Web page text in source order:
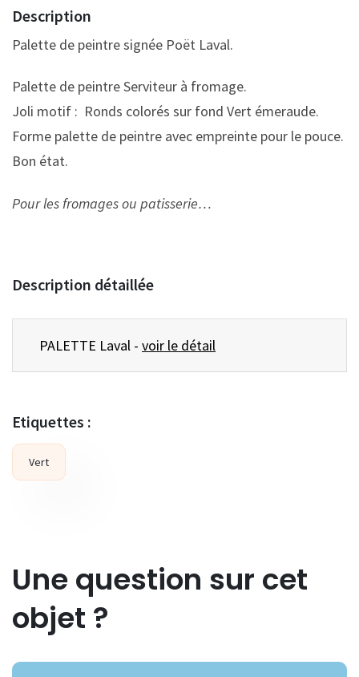
Description
Palette de peintre signée Poët Laval.
Palette de peintre Serviteur à fromage.
Joli motif : Ronds colorés sur fond Vert émeraude.
Forme palette de peintre avec empreinte pour le pouce.
Bon état.
Pour les fromages ou patisserie…
Description détaillée
PALETTE Laval - voir le détail
Etiquettes :
Vert
Une question sur cet
objet ?